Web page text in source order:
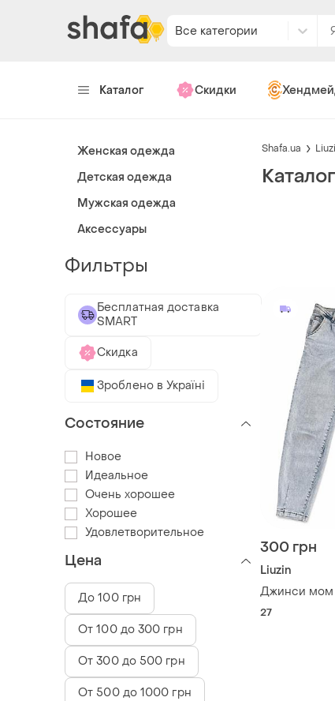
Все категории
Каталог Скидки
Shafa.ua
300 грн
Liuzin
Джинси мом
27
Женская одежда
Детская одежда
Мужская одежда
Аксессуары
Фильтры
Бесплатная доставка
SMART
Скидка
Зроблено в Україні
Состояние
Новое
Идеальное
Очень хорошее
Хорошее
Удовлетворительное
Цена
До 100 грн
От 100 до 300 грн
От 300 до 500 грн
От 500 до 1000 грн